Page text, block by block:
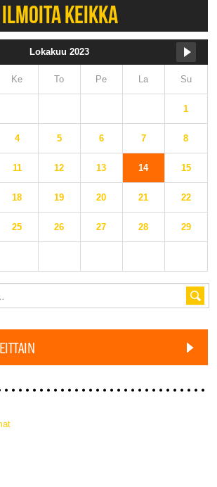
ILMOITA KEIKKA
Lokakuu 2023
Ke To Pe La Su
1
4 5 6 7 8
11 12 13 14 15
18 19 20 21 22
25 26 27 28 29